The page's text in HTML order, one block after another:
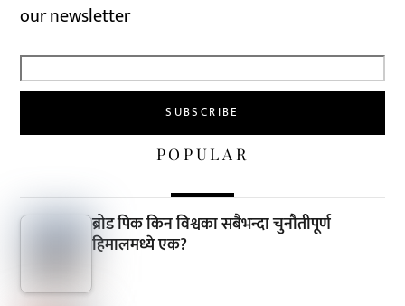
our newsletter
POPULAR
ब्रोड पिक किन विश्वका सबैभन्दा चुनौतीपूर्ण
हिमालमध्ये एक?